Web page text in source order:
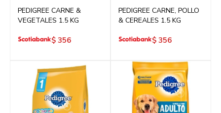
PEDIGREE CARNE &
VEGETALES 1.5 KG
$ 356
PEDIGREE CARNE, POLLO
& CEREALES 1.5 KG
$ 356